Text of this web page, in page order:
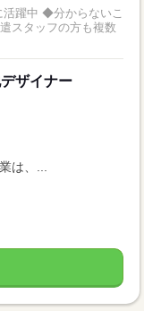
躍中 ◆分からないこ
スタッフの方も複数
ザイナー
は、...